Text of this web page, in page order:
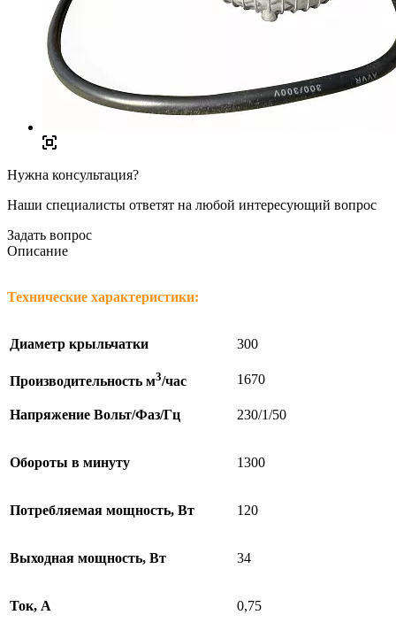
Нужна консультация?
Наши специалисты ответят на любой интересующий вопрос
Задать вопрос
Описание
Технические характеристики:
Диаметр крыльчатки 300
Производительность м3/час 1670
Напряжение Вольт/Фаз/Гц 230/1/50
Обороты в минуту 1300
Потребляемая мощность, Вт 120
Выходная мощность, Вт 34
Ток, А 0,75